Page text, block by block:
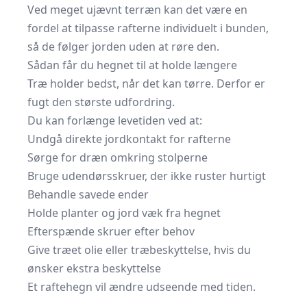
Ved meget ujævnt terræn kan det være en
fordel at tilpasse rafterne individuelt i bunden,
så de følger jorden uden at røre den.
Sådan får du hegnet til at holde længere
Træ holder bedst, når det kan tørre. Derfor er
fugt den største udfordring.
Du kan forlænge levetiden ved at:
Undgå direkte jordkontakt for rafterne
Sørge for dræn omkring stolperne
Bruge udendørsskruer, der ikke ruster hurtigt
Behandle savede ender
Holde planter og jord væk fra hegnet
Efterspænde skruer efter behov
Give træet olie eller træbeskyttelse, hvis du
ønsker ekstra beskyttelse
Et raftehegn vil ændre udseende med tiden.